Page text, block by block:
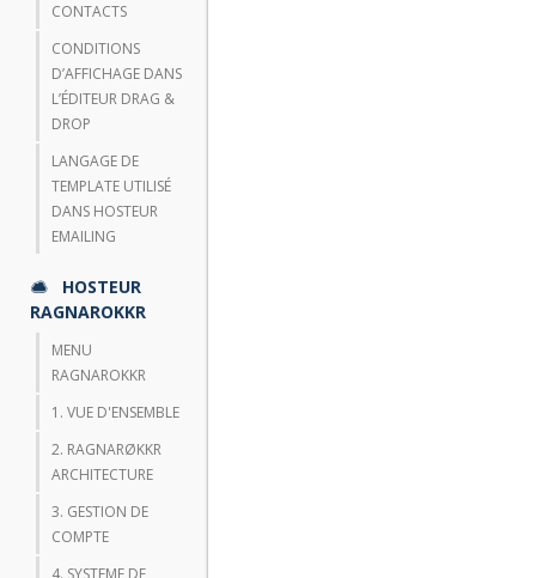
CONTACTS
CONDITIONS
D’AFFICHAGE DANS
L’ÉDITEUR DRAG &
DROP
LANGAGE DE
TEMPLATE UTILISÉ
DANS HOSTEUR
EMAILING
HOSTEUR
RAGNAROKKR
MENU
RAGNAROKKR
1. VUE D'ENSEMBLE
2. RAGNARØKKR
ARCHITECTURE
3. GESTION DE
COMPTE
4. SYSTEME DE